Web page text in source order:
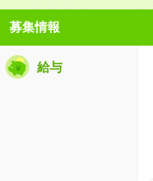
募集情報
給与